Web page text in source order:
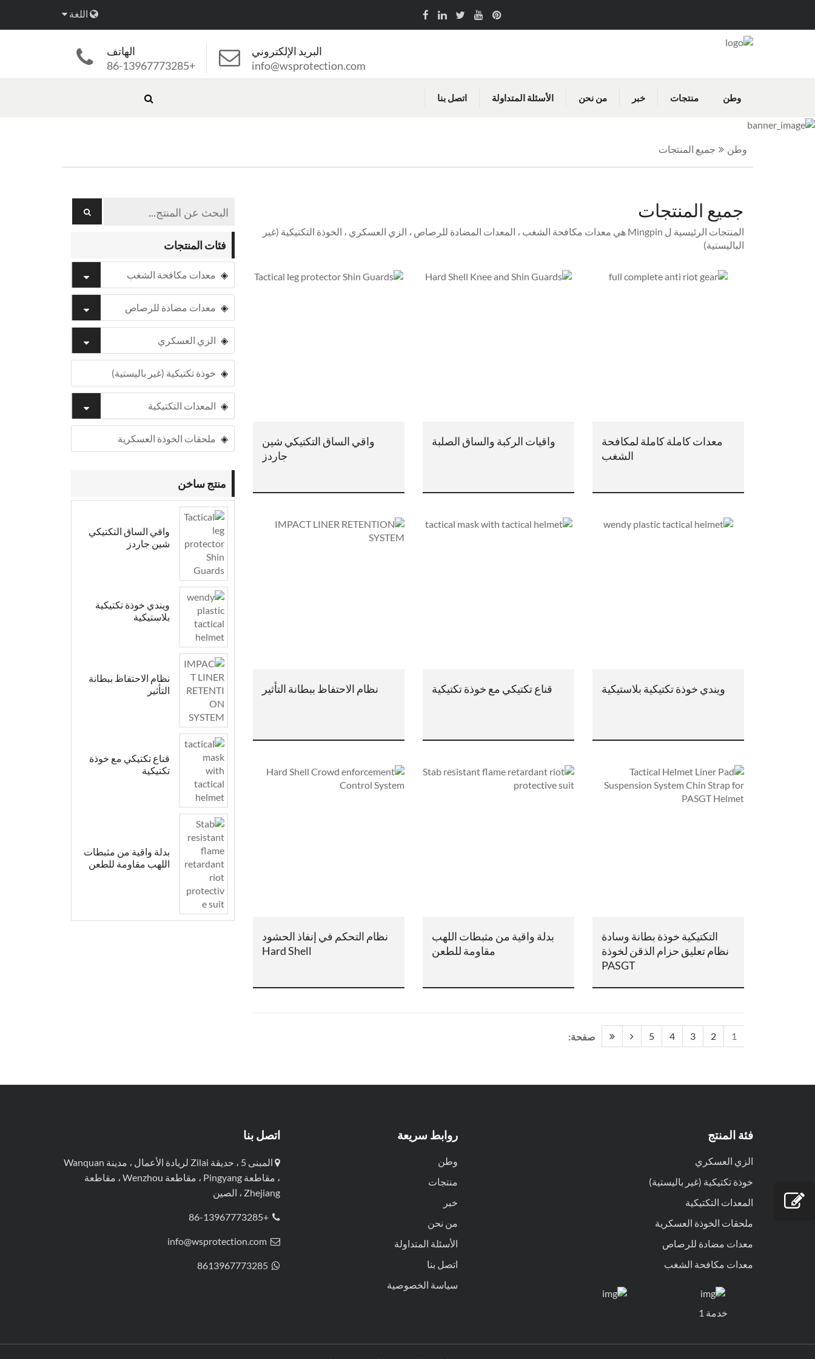
اللغة
البريد الإلكتروني
info@wsprotection.com
الهاتف
+86-13967773285
وطن منتجات خبر من نحن الأسئلة المتداولة اتصل بنا
وطن جميع المنتجات
جميع المنتجات
المنتجات الرئيسية ل Mingpin هي معدات مكافحة الشغب ، المعدات المضادة للرصاص ، الزي العسكري ، الخوذة التكتيكية (غير
الباليستية)
معدات كاملة كاملة لمكافحة
الشغب
واقيات الركبة والساق الصلبة
واقي الساق التكتيكي شين
جاردز
ويندي خوذة تكتيكية بلاستيكية قناع تكتيكي مع خوذة تكتيكية نظام الاحتفاظ ببطانة التأثير
التكتيكية خوذة بطانة وسادة
نظام تعليق حزام الذقن لخوذة
PASGT
بدلة واقية من مثبطات اللهب
مقاومة للطعن
نظام التحكم في إنفاذ الحشود
Hard Shell
1
2
3
4
5 صفحة:
فئات المنتجات
معدات مكافحة الشغب
معدات مضادة للرصاص
الزي العسكري
خوذة تكتيكية (غير باليستية)
المعدات التكتيكية
ملحقات الخوذة العسكرية
منتج ساخن
واقي الساق التكتيكي
شين جاردز
ويندي خوذة تكتيكية
بلاستيكية
نظام الاحتفاظ ببطانة
التأثير
قناع تكتيكي مع خوذة
تكتيكية
بدلة واقية من مثبطات
اللهب مقاومة للطعن
فئة المنتج
الزي العسكري
خوذة تكتيكية (غير باليستية)
المعدات التكتيكية
ملحقات الخوذة العسكرية
معدات مضادة للرصاص
معدات مكافحة الشغب
خدمة 1
روابط سريعة
وطن
منتجات
خبر
من نحن
الأسئلة المتداولة
اتصل بنا
سياسة الخصوصية
اتصل بنا
المبنى 5 ، حديقة Zilai لريادة الأعمال ، مدينة Wanquan
، مقاطعة Pingyang ، مقاطعة Wenzhou ، مقاطعة
Zhejiang ، الصين
+86-13967773285
info@wsprotection.com
8613967773285